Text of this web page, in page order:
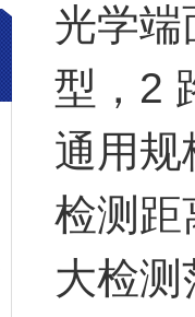
光学端
型，2
通用规
检测距
大检